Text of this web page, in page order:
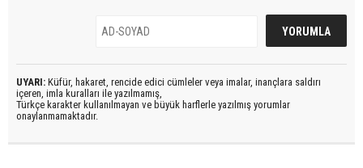
UYARI: Küfür, hakaret, rencide edici cümleler veya imalar, inançlara saldırı
içeren, imla kuralları ile yazılmamış,
Türkçe karakter kullanılmayan ve büyük harflerle yazılmış yorumlar
onaylanmamaktadır.